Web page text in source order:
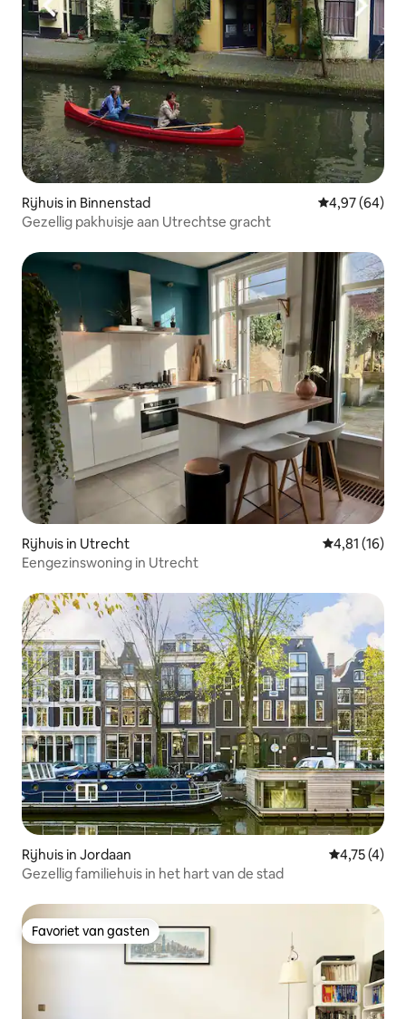
Rijhuis in Binnenstad Gemiddelde
4,97 (64)
Gezellig pakhuisje aan Utrechtse gracht
Rijhuis in Utrecht Gemiddelde
4,81 (16)
Eengezinswoning in Utrecht
Rijhuis in Jordaan
4,75 (4)
Gezellig familiehuis in het hart van de stad
Favoriet van gasten
Favoriet van gasten